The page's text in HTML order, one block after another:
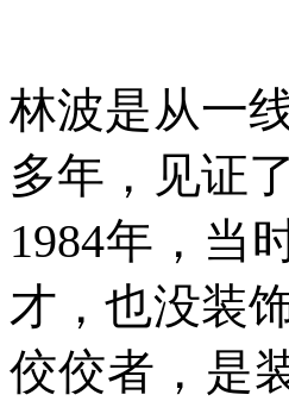
林波是从一
多年，见证
1984年，当
才，也没装
佼佼者，是